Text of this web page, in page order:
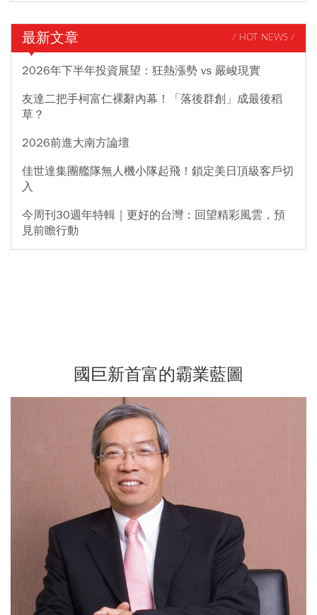
最新文章 / HOT NEWS /
2026年下半年投資展望：狂熱漲勢 vs 嚴峻現實
友達二把手柯富仁裸辭內幕！「落後群創」成最後稻
草？
2026前進大南方論壇
佳世達集團艦隊無人機小隊起飛！鎖定美日頂級客戶切
入
今周刊30週年特輯｜更好的台灣：回望精彩風雲，預
見前瞻行動
國巨新首富的霸業藍圖